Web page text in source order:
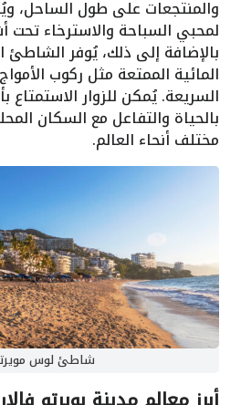
والمنتجعات على طول الساحل،
لمحبي السباحة والاسترخاء
بالإضافة إلى ذلك، يُوفر الشاطئ
المائية الممتعة مثل ركوب
السريعة. يُمكن للزوار الاستمتاع
بالحياة والتفاعل مع السكان
مختلف أنحاء العالم.
شاطئ لوس